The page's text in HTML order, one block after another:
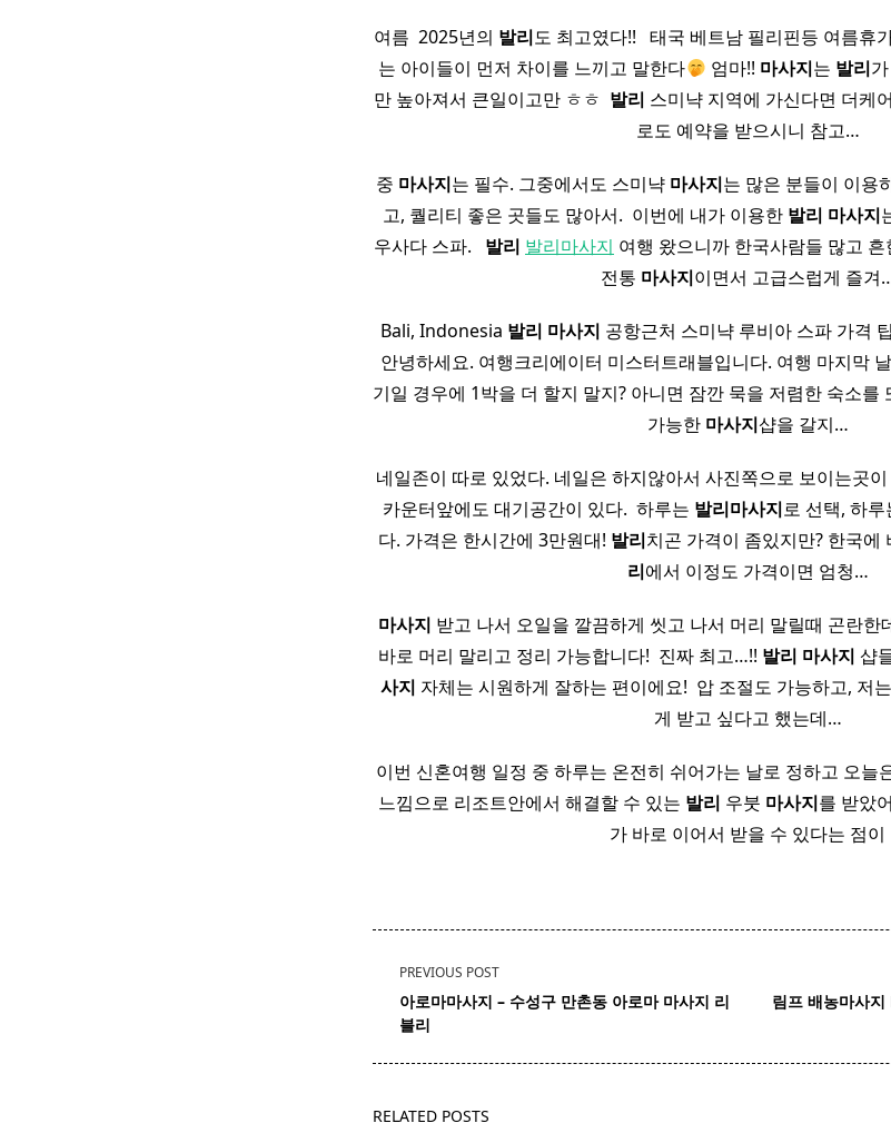
여름 ​ 2025년의 발리도 최고였다!! ​ ​ 태국 베트남 필리핀등 여름휴
는 아이들이 먼저 차이를 느끼고 말한다
엄마!! 마사지는 발리
만 높아져서 큰일이고만 ㅎㅎ ​ 발리 스미냑 지역에 가신다면 더케
로도 예약을 받으시니 참고…
중 마사지는 필수. 그중에서도 스미냑 마사지는 많은 분들이 이용
고, 퀄리티 좋은 곳들도 많아서. ​ 이번에 내가 이용한 발리 마사지
우사다 스파. ​ ​ 발리 발리마사지 여행 왔으니까 한국사람들 많고
전통 마사지이면서 고급스럽게 즐겨
​ Bali, Indonesia 발리 마사지 공항근처 스미냑 루비아 스파 가격
안녕하세요. 여행크리에이터 미스터트래블입니다. 여행 마지막
기일 경우에 1박을 더 할지 말지? 아니면 잠깐 묵을 저렴한 숙소를
가능한 마사지샵을 갈지…
네일존이 따로 있었다. 네일은 하지않아서 사진쪽으로 보이는곳이
카운터앞에도 대기공간이 있다. ​ 하루는 발리마사지로 선택, 하
다. 가격은 한시간에 3만원대! 발리치곤 가격이 좀있지만? 한국에
리에서 이정도 가격이면 엄청…
마사지 받고 나서 오일을 깔끔하게 씻고 나서 머리 말릴때 곤란한
바로 머리 말리고 정리 가능합니다! ​ 진짜 최고…!! 발리 마사지 샵
사지 자체는 시원하게 잘하는 편이에요! ​ 압 조절도 가능하고, 저
게 받고 싶다고 했는데…
이번 신혼여행 일정 중 하루는 온전히 쉬어가는 날로 정하고 오늘
느낌으로 리조트안에서 해결할 수 있는 발리 우붓 마사지를 받았
가 바로 이어서 받을 수 있다는 점이
<span
class="nav-
subtitle
PREVIOUS POST
아로마마사지 – 수성구 만촌동 아로마 마사지 리
블리
림프 배농마사
RELATED POSTS